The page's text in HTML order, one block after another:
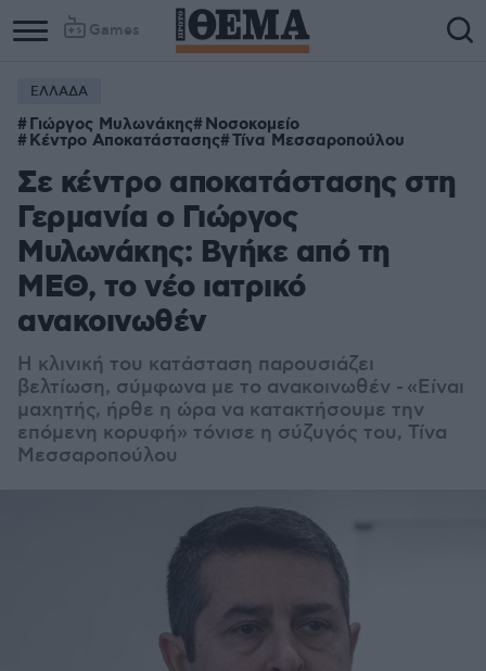
Games
ΕΛΛΑΔΑ
Γιώργος Μυλωνάκης Νοσοκομείο
Κέντρο Αποκατάστασης Τίνα Μεσσαροπούλου
Σε κέντρο αποκατάστασης στη
Γερμανία ο Γιώργος
Μυλωνάκης: Βγήκε από τη
ΜΕΘ, το νέο ιατρικό
ανακοινωθέν
Η κλινική του κατάσταση παρουσιάζει
βελτίωση, σύμφωνα με το ανακοινωθέν - «Είναι
μαχητής, ήρθε η ώρα να κατακτήσουμε την
επόμενη κορυφή» τόνισε η σύζυγός του, Τίνα
Μεσσαροπούλου